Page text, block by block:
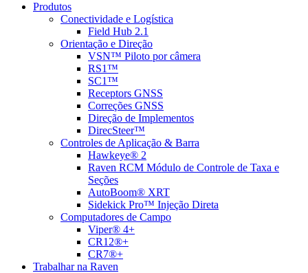
Produtos
Conectividade e Logística
Field Hub 2.1
Orientação e Direção
VSN™ Piloto por câmera
RS1™
SC1™
Receptors GNSS
Correções GNSS
Direção de Implementos
DirecSteer™
Controles de Aplicação & Barra
Hawkeye® 2
Raven RCM Módulo de Controle de Taxa e
Seções
AutoBoom® XRT
Sidekick Pro™ Injeção Direta
Computadores de Campo
Viper® 4+
CR12®+
CR7®+
Trabalhar na Raven